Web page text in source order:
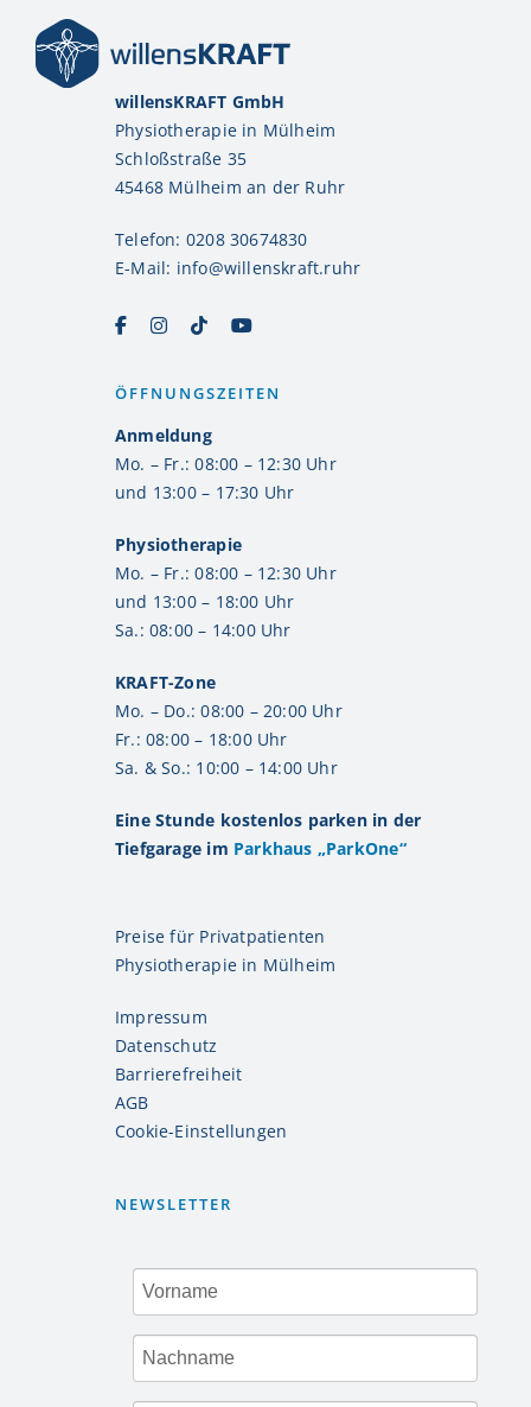
willensKRAFT GmbH
Physiotherapie in Mülheim
Schloßstraße 35
45468 Mülheim an der Ruhr
Telefon: 0208 30674830
E-Mail: info@willenskraft.ruhr
ÖFFNUNGSZEITEN
Anmeldung
Mo. – Fr.: 08:00 – 12:30 Uhr
und 13:00 – 17:30 Uhr
Physiotherapie
Mo. – Fr.: 08:00 – 12:30 Uhr
und 13:00 – 18:00 Uhr
Sa.: 08:00 – 14:00 Uhr
KRAFT-Zone
Mo. – Do.: 08:00 – 20:00 Uhr
Fr.: 08:00 – 18:00 Uhr
Sa. & So.: 10:00 – 14:00 Uhr
Eine Stunde kostenlos parken in der
Tiefgarage im Parkhaus „ParkOne“
Preise für Privatpatienten
Physiotherapie in Mülheim
Impressum
Datenschutz
Barrierefreiheit
AGB
Cookie-Einstellungen
NEWSLETTER